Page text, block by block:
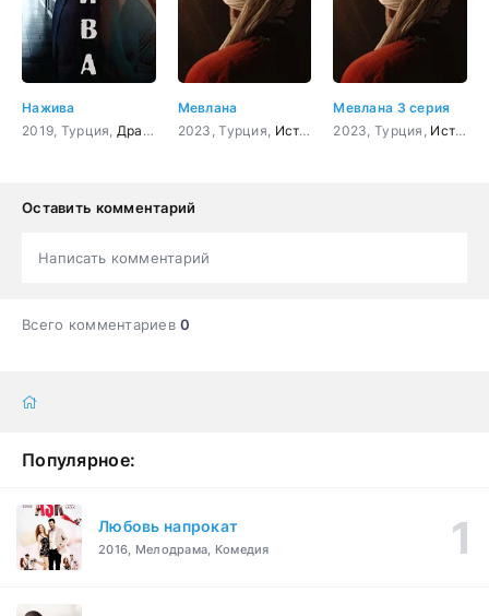
Нажива
2019, Турция, Драма
Мевлана
2023, Турция, История
Мевлана 3 серия
2023, Турция, История
Оставить комментарий
Написать комментарий
Всего комментариев0
Популярное:
Любовь напрокат
2016, Мелодрама, Комедия